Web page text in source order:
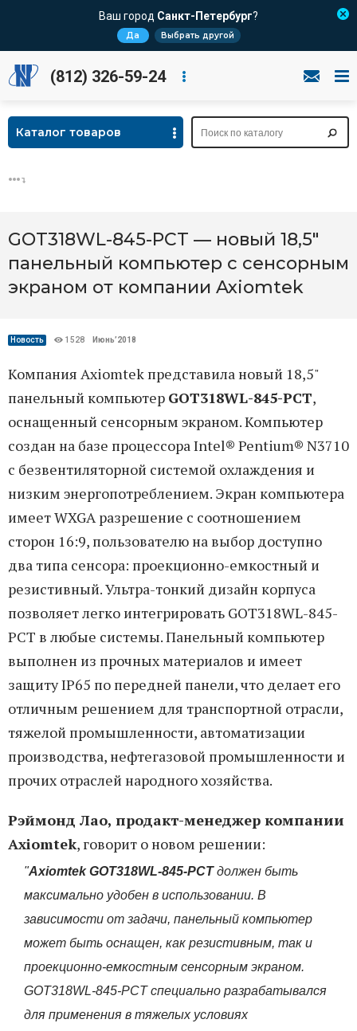
Ваш город Санкт-Петербург?
Да Выбрать другой
(812) 326-59-24
Каталог товаров
GOT318WL-845-PCT — новый 18,5"
панельный компьютер c сенсорным
экраном от компании Axiomtek
Новость 1528 Июнь’2018
Компания Axiomtek представила новый 18,5"
панельный компьютер GOT318WL-845-PCT,
оснащенный сенсорным экраном. Компьютер
создан на базе процессора Intel® Pentium® N3710
с безвентиляторной системой охлаждения и
низким энергопотреблением. Экран компьютера
имеет WXGA разрешение с соотношением
сторон 16:9, пользователю на выбор доступно
два типа сенсора: проекционно-емкостный и
резистивный. Ультра-тонкий дизайн корпуса
позволяет легко интегрировать GOT318WL-845-
PCT в любые системы. Панельный компьютер
выполнен из прочных материалов и имеет
защиту IP65 по передней панели, что делает его
отличным решением для транспортной отрасли,
тяжелой промышленности, автоматизации
производства, нефтегазовой промышленности и
прочих отраслей народного хозяйства.
Рэймонд Лао, продакт-менеджер компании
Axiomtek, говорит о новом решении:
"Axiomtek GOT318WL-845-PCTдолжен быть
максимально удобен в использовании. В
зависимости от задачи, панельный компьютер
может быть оснащен, как резистивным, так и
проекционно-емкостным сенсорным экраном.
GOT318WL-845-PCT специально разрабатывался
для применения в тяжелых условиях